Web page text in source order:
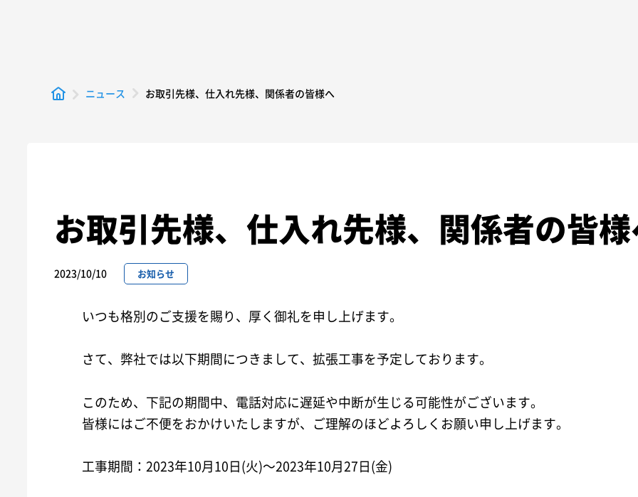
ニュース お取引先様、仕入れ先様、関係者の皆様へ
お取引先様、仕入れ先様、関係者の皆
2023/10/10 お知らせ
いつも格別のご支援を賜り、厚く御礼を申し上げます。
さて、弊社では以下期間につきまして、拡張工事を予定しております。
このため、下記の期間中、電話対応に遅延や中断が生じる可能性がございます。
皆様にはご不便をおかけいたしますが、ご理解のほどよろしくお願い申し上げます。
工事期間：2023年10月10日(火)～2023年10月27日(金)